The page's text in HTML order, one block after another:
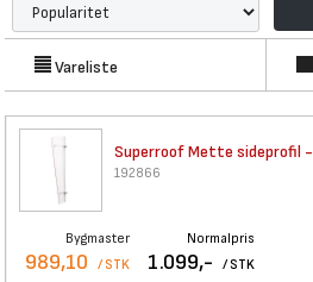
Vareliste
Superroof Mette sideprofil -
192866
Bygmaster
989,10 / STK
Normalpris
1.099,- / STK